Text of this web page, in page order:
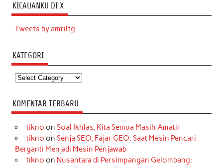
KICAUANKU DI X
Tweets by amriltg
KATEGORI
Kategori
KOMENTAR TERBARU
tikno on Soal Ikhlas, Kita Semua Masih Amatir
tikno on Senja SEO, Fajar GEO: Saat Mesin Pencari
Berganti Menjadi Mesin Penjawab
tikno on Nusantara di Persimpangan Gelombang: